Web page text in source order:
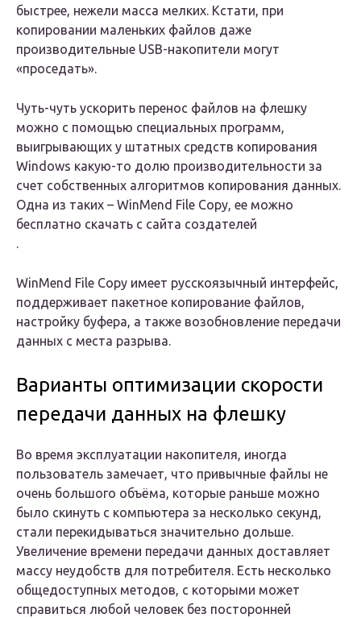
быстрее, нежели масса мелких. Кстати, при
копировании маленьких файлов даже
производительные USB-накопители могут
«проседать».
Чуть-чуть ускорить перенос файлов на флешку
можно с помощью специальных программ,
выигрывающих у штатных средств копирования
Windows какую-то долю производительности за
счет собственных алгоритмов копирования данных.
Одна из таких – WinMend File Copy, ее можно
бесплатно скачать с сайта создателей
.
WinMend File Copy имеет русскоязычный интерфейс,
поддерживает пакетное копирование файлов,
настройку буфера, а также возобновление передачи
данных с места разрыва.
Варианты оптимизации скорости
передачи данных на флешку
Во время эксплуатации накопителя, иногда
пользователь замечает, что привычные файлы не
очень большого объёма, которые раньше можно
было скинуть с компьютера за несколько секунд,
стали перекидываться значительно дольше.
Увеличение времени передачи данных доставляет
массу неудобств для потребителя. Есть несколько
общедоступных методов, с которыми может
справиться любой человек без посторонней